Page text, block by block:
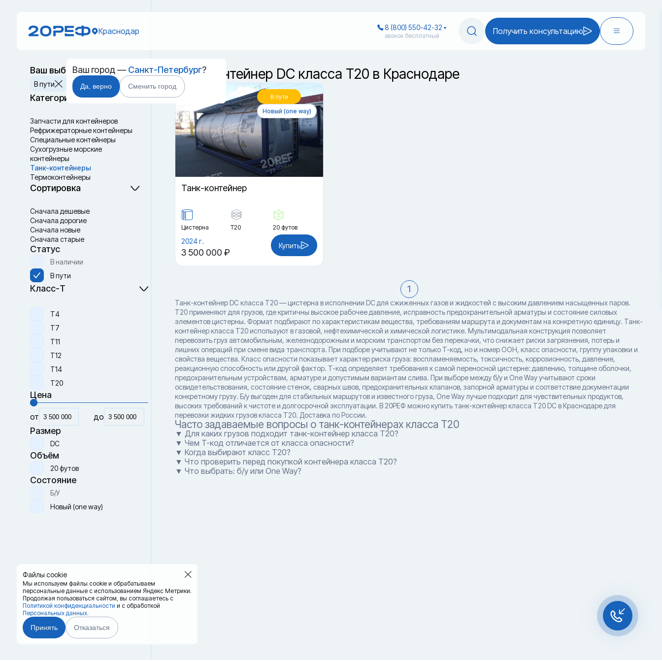
Краснодар
Ваш город — Санкт-Петербург?
Да, верно Сменить город
8 (800) 550-42-32
звонок бесплатный Получить консультацию
Файлы cookie
Мы используем файлы cookie и обрабатываем
персональные данные с использованием Яндекс Метрики.
Продолжая пользоваться сайтом, вы соглашаетесь с
Политикой конфиденциальности и с обработкой
Персональных данных.
Принять Отказаться
Ваш выбор
Сбросить
В пути
Категории
Запчасти для контейнеров
Рефрижераторные контейнеры
Специальные контейнеры
Cухогрузные морские
контейнеры
Танк-контейнеры
Термоконтейнеры
Сортировка
Сначала дешевые
Сначала дорогие
Сначала новые
Сначала старые
Статус
В наличии
В пути
Класс-Т
Т4
Т7
Т11
Т12
Т14
Т20
Цена
от до
Размер
DC
Объём
20 футов
Состояние
Б/У
Новый (one way)
Танк-контейнер DC класса T20 в Краснодаре
В пути
Новый (one way)
Танк-контейнер
Цистерна Т20 20 футов
2024 г.
3 500 000 ₽
Купить
1
Танк-контейнер DC класса T20 — цистерна в исполнении DC для сжиженных газов и жидкостей с высоким давлением насыщенных паров.
T20 применяют для грузов, где критичны высокое рабочее давление, исправность предохранительной арматуры и состояние силовых
элементов цистерны. Формат подбирают по характеристикам вещества, требованиям маршрута и документам на конкретную единицу. Танк-
контейнер класса T20 используют в газовой, нефтехимической и химической логистике. Мультимодальная конструкция позволяет
перевозить груз автомобильным, железнодорожным и морским транспортом без перекачки, что снижает риски загрязнения, потерь и
лишних операций при смене вида транспорта. При подборе учитывают не только T-код, но и номер ООН, класс опасности, группу упаковки и
свойства вещества. Класс опасности показывает характер риска груза: воспламеняемость, токсичность, коррозионность, давление,
реакционную способность или другой фактор. T-код определяет требования к самой переносной цистерне: давлению, толщине оболочки,
предохранительным устройствам, арматуре и допустимым вариантам слива. При выборе между б/у и One Way учитывают сроки
освидетельствования, состояние стенок, сварных швов, предохранительных клапанов, запорной арматуры и соответствие документации
конкретному грузу. Б/у выгоден для стабильных маршрутов и известного груза, One Way лучше подходит для чувствительных продуктов,
высоких требований к чистоте и долгосрочной эксплуатации. В 20РЕФ можно купить танк-контейнер класса T20 DC в Краснодаре для
перевозки жидких грузов класса T20. Доставка по России.
Часто задаваемые вопросы о танк-контейнерах класса T20
▼ Для каких грузов подходит танк-контейнер класса T20?
▼ Чем T-код отличается от класса опасности?
▼ Когда выбирают класс T20?
▼ Что проверить перед покупкой контейнера класса T20?
▼ Что выбрать: б/у или One Way?